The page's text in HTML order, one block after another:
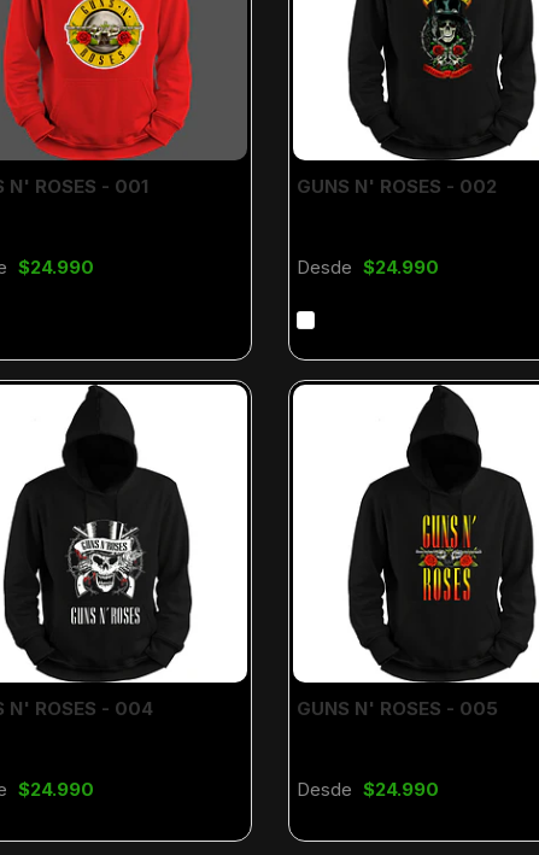
N' ROSES - 001
$24.990
GUNS N' ROSES - 002
Desde $24.990
N' ROSES - 004
$24.990
GUNS N' ROSES - 005
Desde $24.990